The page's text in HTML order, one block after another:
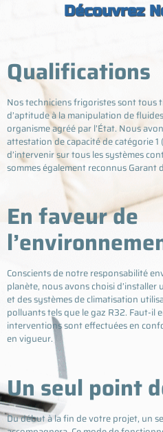
Découvrez
Qualifications
Nos techniciens frigoristes sont tous
d’aptitude à la manipulation de
organisme agréé par l’État. Nous
attestation de capacité de catégorie
d’intervenir sur tous les systèmes
sommes également reconnus Garant
En faveur de
Conscients de notre responsabilité
planète, nous avons choisi
et des systèmes de climatisation
polluants tels que le gaz R32. Faut-il
interventions sont effectuées en
en vigueur.
Un seul point
Du début à la fin de votre projet, un